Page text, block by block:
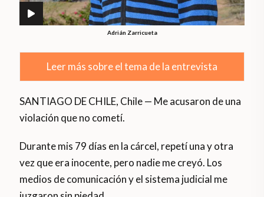
Adrián Zarricueta
Leer más sobre el tema de la entrevista
SANTIAGO DE CHILE, Chile — Me acusaron de una
violación que no cometí.
Durante mis 79 días en la cárcel, repetí una y otra
vez que era inocente, pero nadie me creyó. Los
medios de comunicación y el sistema judicial me